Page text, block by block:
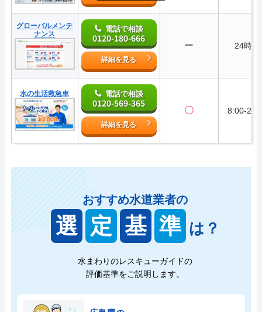
グローバルメンテ
ナンス
電話で相談
0120-180-666
詳細を見る
ー 24時間
水の生活救急車 電話で相談
0120-569-365
詳細を見る
〇 8:00-
おすすめ水道業者の
選 定 基 準 は？
水まわりのレスキューガイドの
評価基準をご説明します。